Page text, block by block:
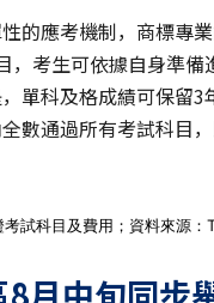
的應考機制，商標專
，考生可依據自身準備
單科及格成績可保留3
數通過所有考試科目
試科目及費用；資料來源：